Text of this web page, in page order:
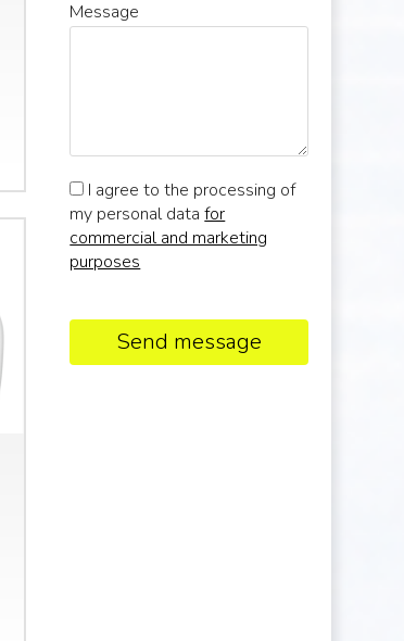
Message
I agree to the processing of
my personal datafor
commercial and marketing
purposes
Send message